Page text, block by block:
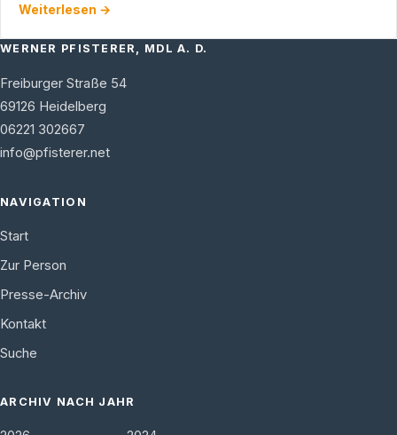
Weiterlesen →
WERNER PFISTERER, MDL A. D.
Freiburger Straße 54
69126 Heidelberg
06221 302667
info@pfisterer.net
NAVIGATION
Start
Zur Person
Presse-Archiv
Kontakt
Suche
ARCHIV NACH JAHR